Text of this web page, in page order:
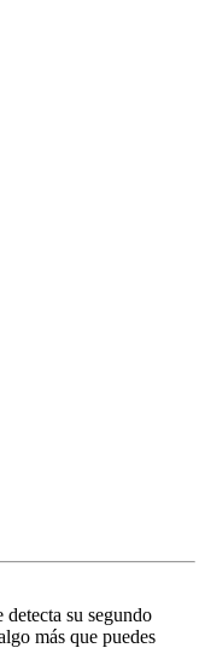
detecta su segundo
más que puedes